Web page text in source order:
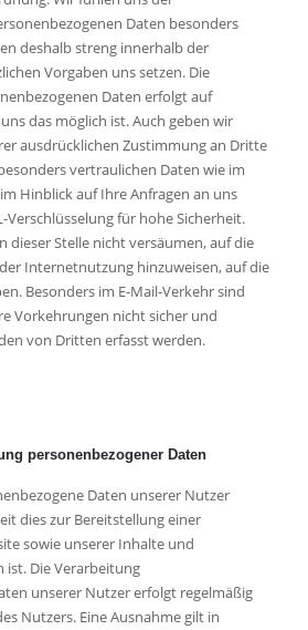
Daten besonders
deshalb streng innerhalb der
Vorgaben uns setzen. Die
Daten erfolgt auf
das möglich ist. Auch geben wir
ausdrücklichen Zustimmung an Dritte
vertraulichen Daten wie im
Hinblick auf Ihre Anfragen an uns
Verschlüsselung für hohe Sicherheit.
dieser Stelle nicht versäumen, auf die
Internetnutzung hinzuweisen, auf die
Besonders im E-Mail-Verkehr sind
Vorkehrungen nicht sicher und
von Dritten erfasst werden.
personenbezogener Daten
Daten unserer Nutzer
dies zur Bereitstellung einer
sowie unserer Inhalte und
ist. Die Verarbeitung
unserer Nutzer erfolgt regelmäßig
Nutzers. Eine Ausnahme gilt in